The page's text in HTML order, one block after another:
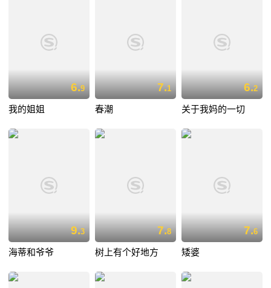
6.9
我的姐姐
7.1
春潮
6.2
关于我妈的一切
9.3
海蒂和爷爷
7.8
树上有个好地方
7.6
矮婆